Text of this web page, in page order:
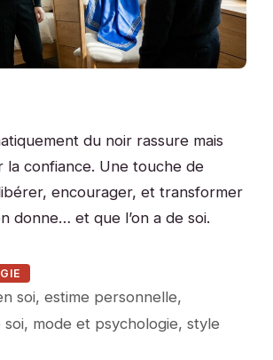
du noir rassure mais
la confiance. Une touche de
encourager, et transformer
donne… et que l’on a de soi.
soi,estime personnelle,
soi, mode et psychologie, style